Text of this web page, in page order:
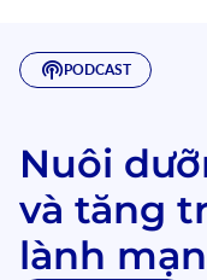
PODCAST
Nuôi
và tăng
lành